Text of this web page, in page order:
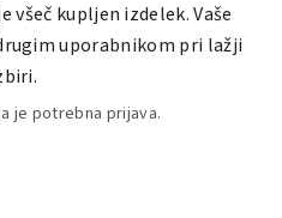
všeč kupljen izdelek. Vaše
uporabnikom pri lažji
je potrebna prijava.